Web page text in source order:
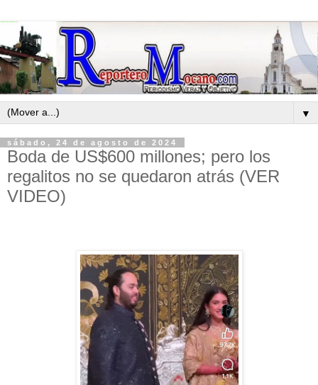
▼
sábado, 24 de agosto de 2024
Boda de US$600 millones; pero los
regalitos no se quedaron atrás (VER
VIDEO)